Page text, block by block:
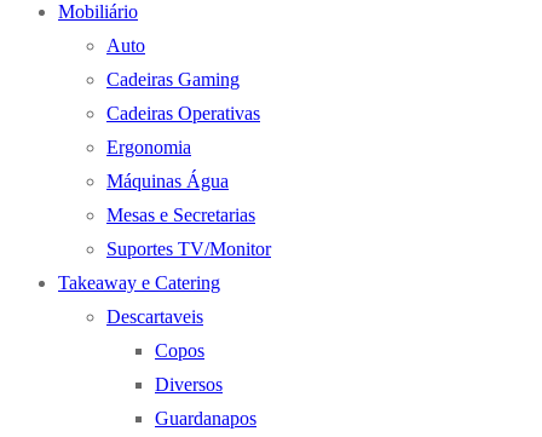
Mobiliário
Auto
Cadeiras Gaming
Cadeiras Operativas
Ergonomia
Máquinas Água
Mesas e Secretarias
Suportes TV/Monitor
Takeaway e Catering
Descartaveis
Copos
Diversos
Guardanapos